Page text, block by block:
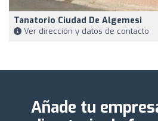
Tanatorio Ciudad De Algemesi
Ver dirección y datos de contacto
Añade tu